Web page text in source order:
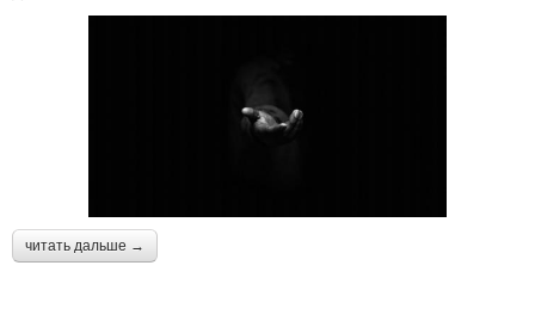
читать дальше →